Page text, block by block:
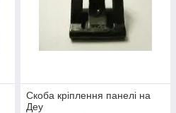
Скоба кріплення панелі на
Деу